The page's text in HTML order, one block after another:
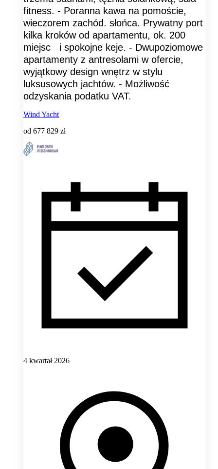
fitness. - Poranna kawa na pomoście,
wieczorem zachód. słońca. Prywatny port
kilka kroków od apartamentu, ok. 200
miejsc i spokojne keje. - Dwupoziomowe
apartamenty z antresolami w ofercie,
wyjątkowy design wnętrz w stylu
luksusowych jachtów. - Możliwość
odzyskania podatku VAT.
Wind Yacht
od 677 829 zł
4 kwartał 2026